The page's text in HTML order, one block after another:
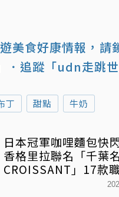
美食好康情報，請
．追蹤「udn走跳世
丁 甜點 牛奶
日本冠軍咖哩麵包快
香格里拉聯名「千葉
CROISSANT」17款